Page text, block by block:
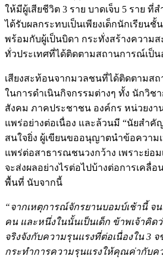
ให้มีผู้เสียชีวิต 3 ราย บาดเจ็บ 5 ราย
ได้รับผลกระทบเป็นเพียงเด็กนักเรียนชั้
พร้อมกับผู้เป็นบิดา กระทั่งสร้างความ
ทั่วประเทศที่ได้ติดตามสถานการณ์เป็น
เสียงสะท้อนจากมวลชนที่ได้ติดตามส
ในการดำเนินกิจกรรมต่างๆ ทั้ง นักวิช
สังคม ภาคประชาชน องค์กร หน่วยงา
แพร่อย่างต่อเนื่อง และล้วนมี “นัยสำคั
สนใจยิ่ง ผู้เขียนขออนุญาตนำข้อความ
แพร่ต่อสาธารณชนวงกว้าง เพราะย่อ
จะส่งผลอย่างไรต่อไปบ้างต่อการเคลื่อ
พื้นที่ นับจากนี้
“จากเหตุการณ์จักรยานบอมบ์เช้านี้ จ
คน และหนึ่งในนั้นเป็นเด็ก ข้าพเจ้าคิด
จริงจังกับความรุนแรงที่ต่อเนื่องใน 3
กระทำการความรุนแรงให้คุณค่ากับค